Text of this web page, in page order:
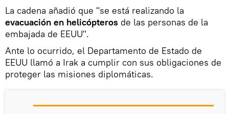
La cadena añadió que "se está realizando la
evacuación en helicópteros de las personas de la
embajada de EEUU".
Ante lo ocurrido, el Departamento de Estado de
EEUU llamó a Irak a cumplir con sus obligaciones de
proteger las misiones diplomáticas.